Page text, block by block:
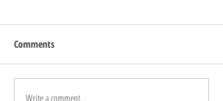
Comments
Write a comment...